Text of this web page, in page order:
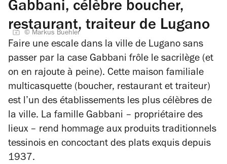
Gabbani, célèbre boucher,
restaurant, traiteur de Lugano
© Markus Buehler
Faire une escale dans la ville de Lugano sans
passer par la case Gabbani frôle le sacrilège (et
on en rajoute à peine). Cette maison familiale
multicasquette (boucher, restaurant et traiteur)
est l’un des établissements les plus célèbres de
la ville. La famille Gabbani – propriétaire des
lieux – rend hommage aux produits traditionnels
tessinois en concoctant des plats exquis depuis
1937.